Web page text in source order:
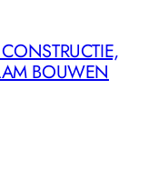
BOUWEN